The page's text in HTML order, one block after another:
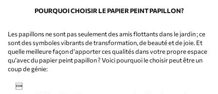
POURQUOI CHOISIR LE PAPIER PEINT PAPILLON?
Les papillons ne sont pas seulement des amis flottants dans le jardin ; ce
sont des symboles vibrants de transformation, de beauté et de joie. Et
quelle meilleure façon d’apporter ces qualités dans votre propre espace
qu’avec du papier peint papillon ? Voici pourquoi le choisir peut être un
coup de génie:
